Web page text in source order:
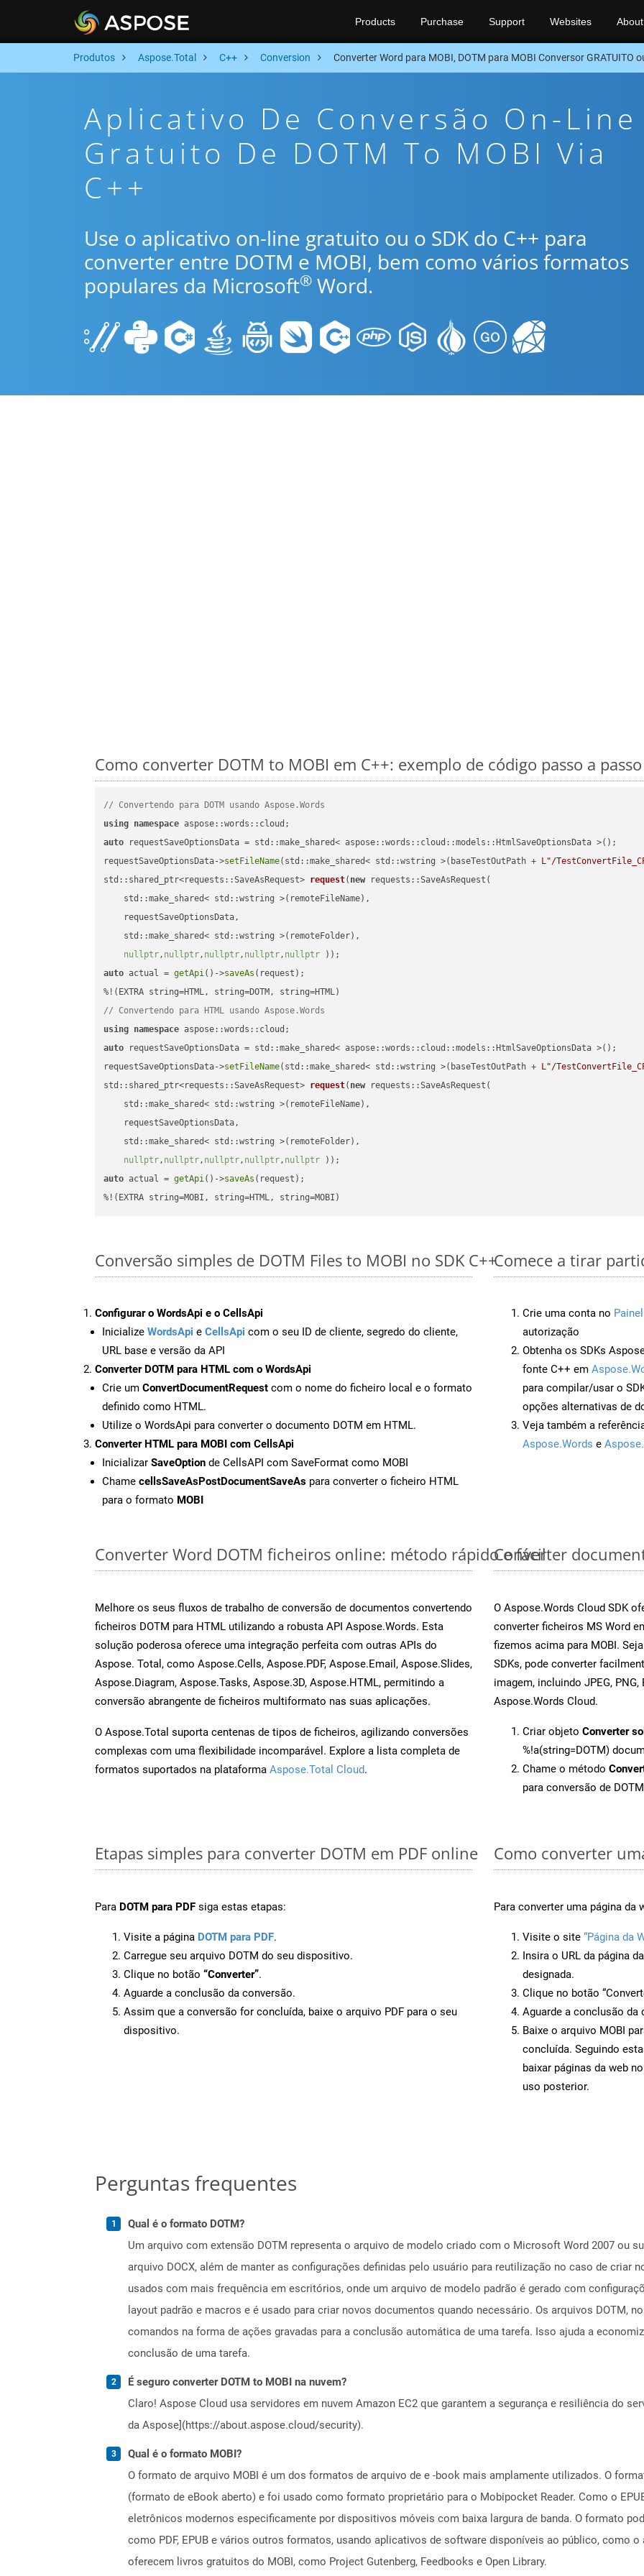
Products Purchase Support Websites About
Produtos Aspose.Total C++ Conversion Converter Word para MOBI, DOTM para MOBI Conversor GRATUITO
Aplicativo De Conversão On-Line
Gratuito De DOTM To MOBI Via
C++
Use o aplicativo on-line gratuito ou o SDK do C++ para
converter entre DOTM e MOBI, bem como vários formatos
populares da Microsoft® Word.
Como converter DOTM to MOBI em C++: exemplo de código passo a passo
// Convertendo para DOTM usando Aspose.Words
using namespace
auto requestSaveOptionsData = std::make_shared< aspose::words::cloud::models::HtmlSaveOptionsData >();
requestSaveOptionsData->setFileName(std::make_shared< std::wstring >(baseTestOutPath + L"/
std::shared_ptr<requests::SaveAsRequest> request( new requests::SaveAsRequest(
    std::make_shared< std::wstring >(remoteFileName),
    requestSaveOptionsData,
    std::make_shared< std::wstring >(remoteFolder),
nullptr, nullptr, nullptr, nullptr, nullptr ))
auto actual = getApi()->saveAs (request);
// Convertendo para HTML usando Aspose.Words
using namespace
auto requestSaveOptionsData = std::make_shared< aspose::words::cloud::models::HtmlSaveOptionsData >();
requestSaveOptionsData->setFileName(std::make_shared< std::wstring >(baseTestOutPath + L"/
std::shared_ptr<requests::SaveAsRequest> request( new requests::SaveAsRequest(
    std::make_shared< std::wstring >(remoteFileName),
    requestSaveOptionsData,
    std::make_shared< std::wstring >(remoteFolder),
nullptr, nullptr, nullptr, nullptr, nullptr ))
auto actual = getApi()->saveAs (request);
%!(EXTRA string=MOBI, string=HTML, string=MOBI)
Conversão simples de DOTM Files to MOBI no SDK C++
Configurar o WordsApi e o CellsApi
Inicialize WordsApi e CellsApi com o seu ID de cliente, segredo do cliente,
URL base e versão da API
Converter DOTM para HTML com o WordsApi
Crie um ConvertDocumentRequest com o nome do ficheiro local e o formato
definido como HTML.
Utilize o WordsApi para converter o documento DOTM em HTML.
Converter HTML para MOBI com CellsApi
Inicializar SaveOption de CellsAPI com SaveFormat como MOBI
Chame cellsSaveAsPostDocumentSaveAs para converter o ficheiro HTML
para o formato MOBI
Comece a tirar
Crie uma conta no Painel
autorização
Obtenha os SDKs
fonte C++ em
para compilar/usar o
opções alternativas de
Veja também a
Aspose.Words e
Converter Word DOTM ficheiros online: método rápido e fácil
Melhore os seus fluxos de trabalho de conversão de documentos convertendo
ficheiros DOTM para HTML utilizando a robusta API Aspose.Words. Esta
solução poderosa oferece uma integração perfeita com outras APIs do
Aspose. Total, como Aspose.Cells, Aspose.PDF, Aspose.Email, Aspose.Slides,
Aspose.Diagram, Aspose.Tasks, Aspose.3D, Aspose.HTML, permitindo a
conversão abrangente de ficheiros multiformato nas suas aplicações.
O Aspose.Total suporta centenas de tipos de ficheiros, agilizando conversões
complexas com uma flexibilidade incomparável. Explore a lista completa de
formatos suportados na plataforma Aspose.Total Cloud.
Converter
O Aspose.Words Cloud SDK
converter ficheiros MS Word
fizemos acima para MOBI.
SDKs, pode converter
imagem, incluindo JPEG, PNG,
Aspose.Words Cloud.
Criar objeto Converter
%!a(string=DOTM)
Chame o método
para conversão de DOTM
Etapas simples para converter DOTM em PDF online
Para DOTM para PDF siga estas etapas:
Visite a página DOTM para PDF.
Carregue seu arquivo DOTM do seu dispositivo.
Clique no botão “Converter”.
Aguarde a conclusão da conversão.
Assim que a conversão for concluída, baixe o arquivo PDF para o seu
dispositivo.
Como converter
Para converter uma página da
Visite o site “Página da
Insira o URL da página
designada.
Clique no botão
Aguarde a conclusão da
Baixe o arquivo MOBI
concluída. Seguindo
baixar páginas da web
uso posterior.
Perguntas frequentes
Qual é o formato DOTM?
Um arquivo com extensão DOTM representa o arquivo de modelo criado com o Microsoft Word 2007 ou
arquivo DOCX, além de manter as configurações definidas pelo usuário para reutilização no caso de criar
usados ​​com mais frequência em escritórios, onde um arquivo de modelo padrão é gerado com
layout padrão e macros e é usado para criar novos documentos quando necessário. Os arquivos DOTM,
comandos na forma de ações gravadas para a conclusão automática de uma tarefa. Isso ajuda a
conclusão de uma tarefa.
É seguro converter DOTM to MOBI na nuvem?
Claro! Aspose Cloud usa servidores em nuvem Amazon EC2 que garantem a segurança e resiliência do
da Aspose](https://about.aspose.cloud/security).
Qual é o formato MOBI?
O formato de arquivo MOBI é um dos formatos de arquivo de e -book mais amplamente utilizados. O
(formato de eBook aberto) e foi usado como formato proprietário para o Mobipocket Reader. Como o
eletrônicos modernos especificamente por dispositivos móveis com baixa largura de banda. O formato
como PDF, EPUB e vários outros formatos, usando aplicativos de software disponíveis ao público, como
oferecem livros gratuitos do MOBI, como Project Gutenberg, Feedbooks e Open Library.